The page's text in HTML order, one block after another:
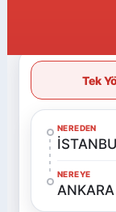
Tek
NEREDEN
NEREYE
ANKARA